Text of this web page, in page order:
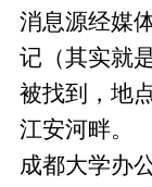
消息源经媒
记（其实就
被找到，地
江安河畔。
成都大学办